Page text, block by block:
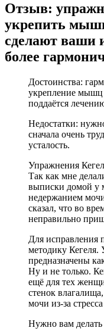
Отзыв:
укрепить
сделают ваши
более
Достоинства:
укрепление мышц
поддаётся
Недостатки:
сначала очень
усталость.
Упражнения
Так как мне
выписки домой у
недержанием
сказал, что во
неправильно
Для исправления
методику Кегеля.
предназначены
Ну и не только.
ещё для тех
стенок
мочи из-за
Нужно вам